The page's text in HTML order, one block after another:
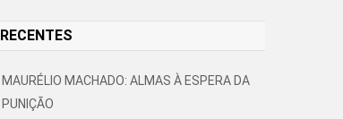
RECENTES
MAURÉLIO MACHADO: ALMAS À ESPERA DA
PUNIÇÃO